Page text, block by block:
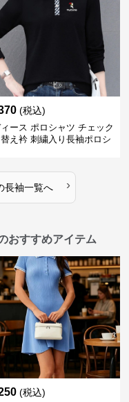
(税込)
ース ポロシャツ チェック
え衿 刺繍入り長袖ポロシ
長袖一覧へ ›
おすすめアイテム
(税込)